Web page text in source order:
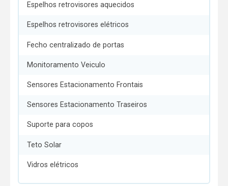
Espelhos retrovisores aquecidos
Espelhos retrovisores elétricos
Fecho centralizado de portas
Monitoramento Veiculo
Sensores Estacionamento Frontais
Sensores Estacionamento Traseiros
Suporte para copos
Teto Solar
Vidros elétricos